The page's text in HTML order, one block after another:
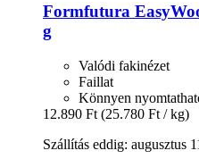
Formfutura
g
Valódi fakinézet
Faillat
Könnyen
12.890 Ft (25.780 Ft / kg)
Szállítás eddig: augusztus